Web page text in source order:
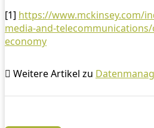
[1] https://www.mckinsey.com/
media-and-
economy
Weitere Artikel zu